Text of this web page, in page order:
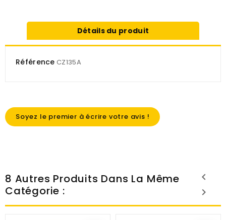
Détails du produit
Référence CZ135A
Soyez le premier à écrire votre avis !
8 Autres Produits Dans La Même
Catégorie :